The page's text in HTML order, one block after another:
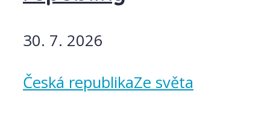
30. 7. 2026
Česká republikaZe světa